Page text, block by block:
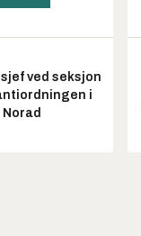
ved seksjon
i
Norad